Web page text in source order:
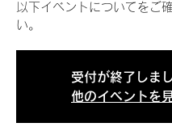
以下イベントについてをご
い。
受付が終了しま
他のイベントを